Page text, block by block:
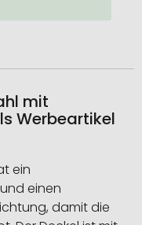
mit
Werbeartikel
ein
einen
damit die